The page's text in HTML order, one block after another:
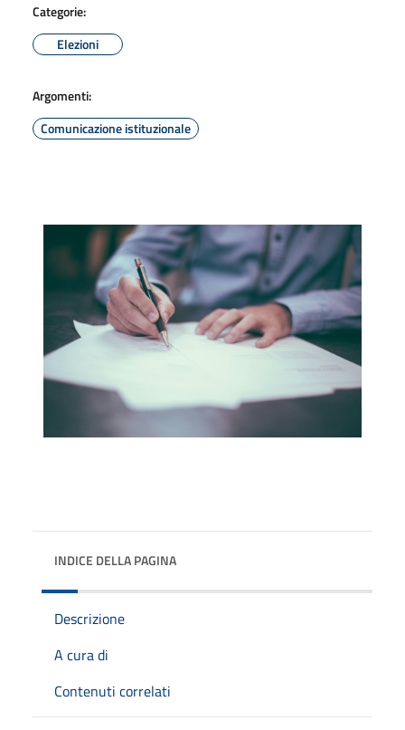
Categorie:
Elezioni
Argomenti:
Comunicazione istituzionale
INDICE DELLA PAGINA
Descrizione
A cura di
Contenuti correlati